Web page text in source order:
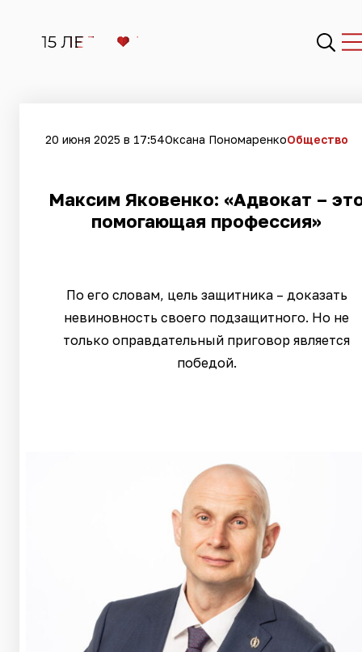
20 июня 2025 в 17:54Оксана ПономаренкоОбщество
Максим Яковенко: «Адвокат –
помогающая профессия»
По его словам, цель защитника – доказать
невиновность своего подзащитного. Но не
только оправдательный приговор является
победой.